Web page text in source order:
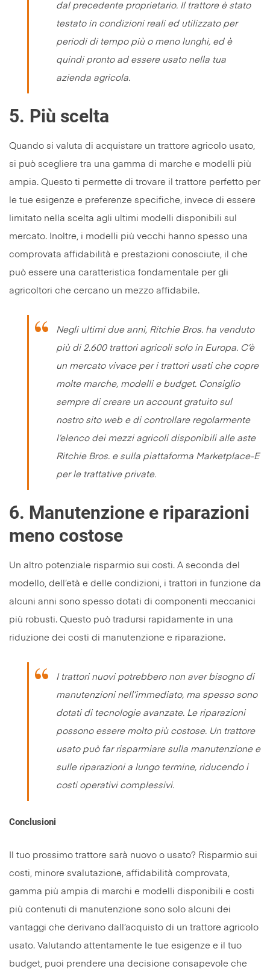
dal precedente proprietario. Il trattore è stato
testato in condizioni reali ed utilizzato per
periodi di tempo più o meno lunghi, ed è
quindi pronto ad essere usato nella tua
azienda agricola.
5. Più scelta
Quando si valuta di acquistare un trattore agricolo usato,
si può scegliere tra una gamma di marche e modelli più
ampia. Questo ti permette di trovare il trattore perfetto per
le tue esigenze e preferenze specifiche, invece di essere
limitato nella scelta agli ultimi modelli disponibili sul
mercato. Inoltre, i modelli più vecchi hanno spesso una
comprovata affidabilità e prestazioni conosciute, il che
può essere una caratteristica fondamentale per gli
agricoltori che cercano un mezzo affidabile.
Negli ultimi due anni, Ritchie Bros. ha venduto
più di 2.600 trattori agricoli solo in Europa. C’è
un mercato vivace per i trattori usati che copre
molte marche, modelli e budget. Consiglio
sempre di creare un account gratuito sul
nostro sito web e di controllare regolarmente
l’elenco dei mezzi agricoli disponibili alle aste
Ritchie Bros. e sulla piattaforma Marketplace-E
per le trattative private.
6. Manutenzione e riparazioni
meno costose
Un altro potenziale risparmio sui costi. A seconda del
modello, dell’età e delle condizioni, i trattori in funzione da
alcuni anni sono spesso dotati di componenti meccanici
più robusti. Questo può tradursi rapidamente in una
riduzione dei costi di manutenzione e riparazione.
I trattori nuovi potrebbero non aver bisogno di
manutenzioni nell’immediato, ma spesso sono
dotati di tecnologie avanzate. Le riparazioni
possono essere molto più costose. Un trattore
usato può far risparmiare sulla manutenzione e
sulle riparazioni a lungo termine, riducendo i
costi operativi complessivi.
Conclusioni
Il tuo prossimo trattore sarà nuovo o usato? Risparmio sui
costi, minore svalutazione, affidabilità comprovata,
gamma più ampia di marchi e modelli disponibili e costi
più contenuti di manutenzione sono solo alcuni dei
vantaggi che derivano dall’acquisto di un trattore agricolo
usato. Valutando attentamente le tue esigenze e il tuo
budget, puoi prendere una decisione consapevole che